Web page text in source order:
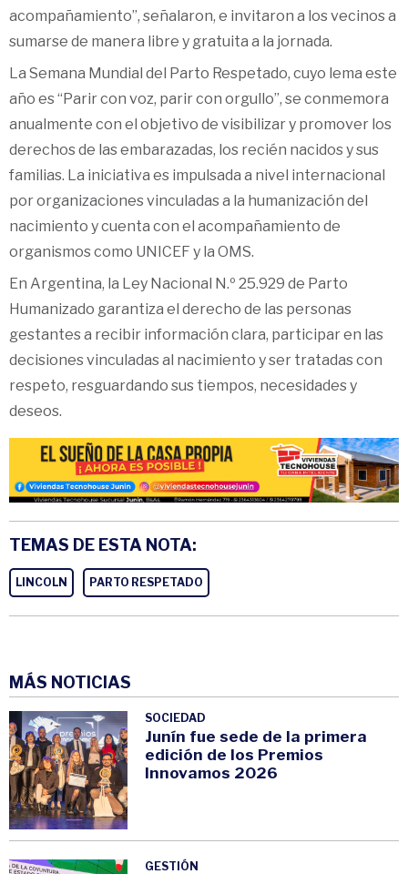
acompañamiento”, señalaron, e invitaron a los vecinos a
sumarse de manera libre y gratuita a la jornada.
La Semana Mundial del Parto Respetado, cuyo lema este
año es “Parir con voz, parir con orgullo”, se conmemora
anualmente con el objetivo de visibilizar y promover los
derechos de las embarazadas, los recién nacidos y sus
familias. La iniciativa es impulsada a nivel internacional
por organizaciones vinculadas a la humanización del
nacimiento y cuenta con el acompañamiento de
organismos como UNICEF y la OMS.
En Argentina, la Ley Nacional N.º 25.929 de Parto
Humanizado garantiza el derecho de las personas
gestantes a recibir información clara, participar en las
decisiones vinculadas al nacimiento y ser tratadas con
respeto, resguardando sus tiempos, necesidades y
deseos.
TEMAS DE ESTA NOTA:
LINCOLN PARTO RESPETADO
MÁS NOTICIAS
SOCIEDAD
Junín fue sede de la primera
edición de los Premios
Innovamos 2026
GESTIÓN